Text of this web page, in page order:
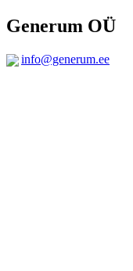
Generum OÜ
info@generum.ee